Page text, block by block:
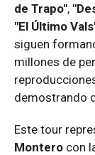
de Trapo",
"El Último
siguen
millones de
demostrando
Este tour
Montero con